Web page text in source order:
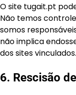
O site tugait.pt
Não temos
somos
não implica
dos sites vinculados.
6. Rescisão